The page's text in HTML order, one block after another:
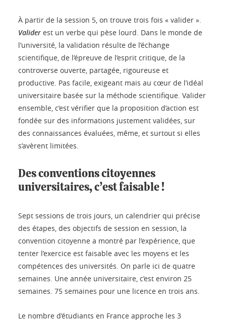
À partir de la session 5, on trouve trois fois « valider ».
Valider est un verbe qui pèse lourd. Dans le monde de
l’université, la validation résulte de l’échange
scientifique, de l’épreuve de l’esprit critique, de la
controverse ouverte, partagée, rigoureuse et
productive. Pas facile, exigeant mais au cœur de l’idéal
universitaire basée sur la méthode scientifique. Valider
ensemble, c’est vérifier que la proposition d’action est
fondée sur des informations justement validées, sur
des connaissances évaluées, même, et surtout si elles
s’avèrent limitées.
Des conventions citoyennes
universitaires, c’est faisable !
Sept sessions de trois jours, un calendrier qui précise
des étapes, des objectifs de session en session, la
convention citoyenne a montré par l’expérience, que
tenter l’exercice est faisable avec les moyens et les
compétences des universités. On parle ici de quatre
semaines. Une année universitaire, c’est environ 25
semaines. 75 semaines pour une licence en trois ans.
Le nombre d’étudiants en France approche les 3